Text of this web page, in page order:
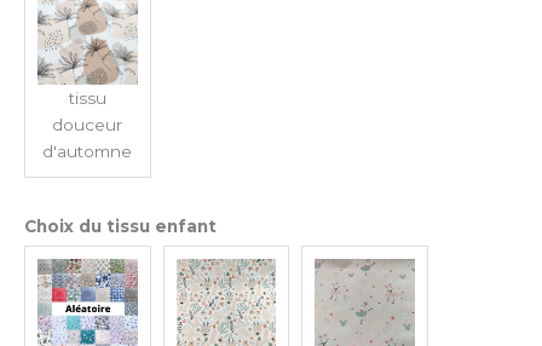
tissu
douceur
d'automne
Choix du tissu enfant